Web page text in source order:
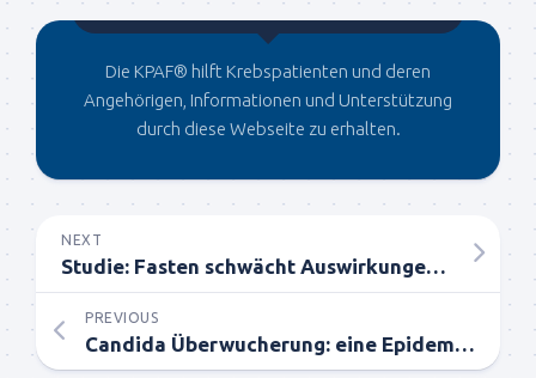
Gegründet von Dr.C
Die KPAF® hilft Krebspatienten und deren
Angehörigen, Informationen und Unterstützung
durch diese Webseite zu erhalten.
NEXT
Studie: Fasten schwächt Auswirkungen der Chemotherapie ab
PREVIOUS
Candida Überwucherung: eine Epidemie in Ihrem Körper!